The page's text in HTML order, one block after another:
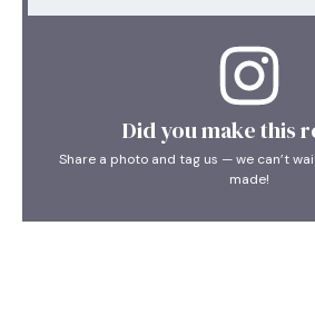
Did you make this
Share a photo and tag us — we can’t
made!